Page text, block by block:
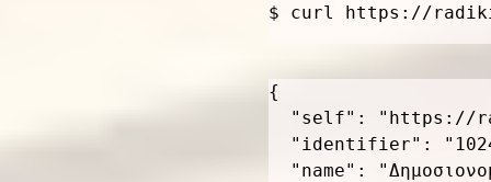
$ curl https://
{
"self" :
"https://
"identifier" :
"name" :